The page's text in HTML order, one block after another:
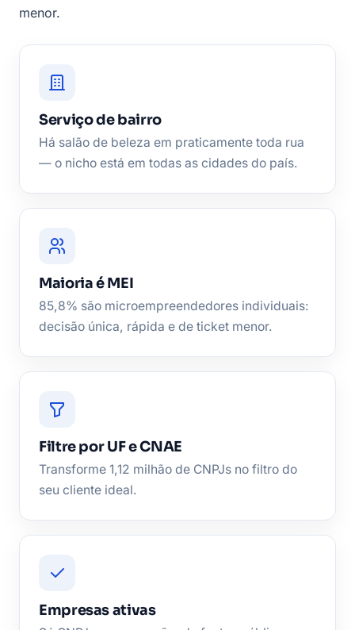
menor.
Serviço de bairro
Há salão de beleza em praticamente toda rua
— o nicho está em todas as cidades do país.
Maioria é MEI
85,8% são microempreendedores individuais:
decisão única, rápida e de ticket menor.
Filtre por UF e CNAE
Transforme 1,12 milhão de CNPJs no filtro do
seu cliente ideal.
Empresas ativas